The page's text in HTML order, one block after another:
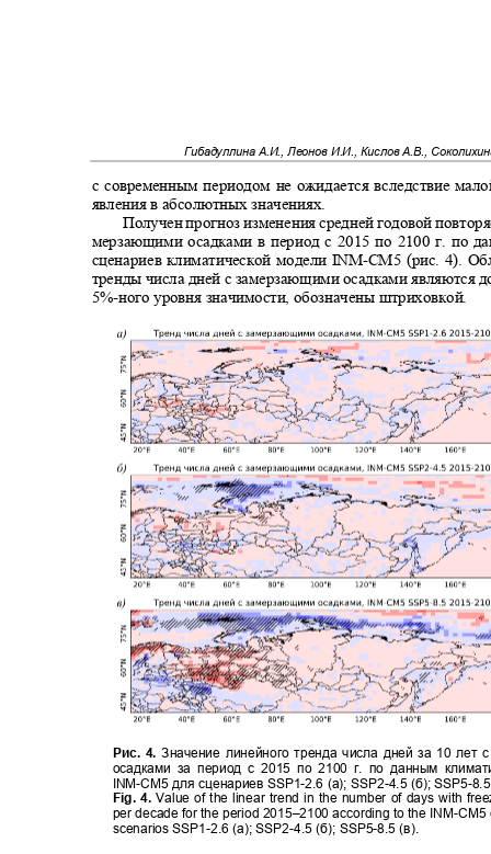
Гибадуллина А.И., Леонов И.И., Кислов А.В.,
с современным периодом не ожидается вследствие
явления в абсолютных значениях.
Получен прогноз изменения средней годовой
мерзающими осадками в период с 2015 по 2100 г. по
сценариев климатической модели INM-CM5 (рис. 4).
тренды числа дней с замерзающими осадками являются
5%-ного уровня значимости, обозначены штриховкой.
Рис. 4.Значение линейного тренда числа дней за 10
осадками за период с 2015 по 2100 г. по данным
INM-CM5 для сценариев SSP1-2.6 (а); SSP2-4.5 (б); SSP5-
Fig. 4.Value of the linear trend in the number of days with
per decade for the period 2015–2100 according to the INM-
scenarios SSP1-2.6 (а); SSP2-4.5 (б); SSP5-8.5 (в).